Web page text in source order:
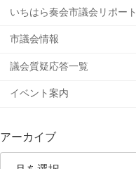
いちはら奏会市議会リポート
市議会情報
議会質疑応答一覧
イベント案内
アーカイブ